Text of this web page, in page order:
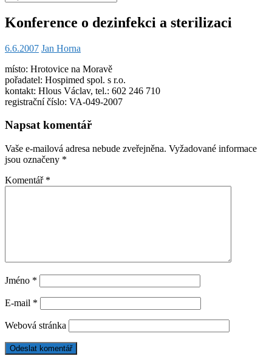
Konference o dezinfekci a sterilizaci
6.6.2007 Jan Horna
místo: Hrotovice na Moravě
pořadatel: Hospimed spol. s r.o.
kontakt: Hlous Václav, tel.: 602 246 710
registrační číslo: VA-049-2007
Napsat komentář
Vaše e-mailová adresa nebude zveřejněna. Vyžadované informace
jsou označeny *
Komentář *
Jméno *
E-mail *
Webová stránka